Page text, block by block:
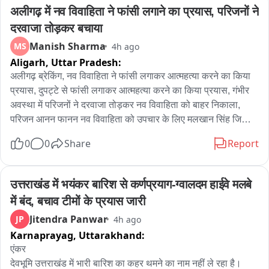
अलीगढ़ में नव विवाहिता ने फांसी लगाने का प्रयास, परिजनों ने
दरवाजा तोड़कर बचाया
MS Manish Sharma 4h ago
Aligarh, Uttar Pradesh:
अलीगढ़ ब्रेकिंग, नव विवाहिता ने फांसी लगाकर आत्महत्या करने का किया
प्रयास, दुपट्टे से फांसी लगाकर आत्महत्या करने का किया प्रयास, गंभीर
अवस्था में परिजनों ने दरवाजा तोड़कर नव विवाहिता को बाहर निकाला,
परिजन आनन फानन नव विवाहिता को उपचार के लिए मलखान सिंह जिला
कॉलेज के लिए किया रेफर, अलीगढ़ के थाना गांधी पार्क के इलाके के
0 0 Share Report
उत्तराखंड में भयंकर बारिश से कर्णप्रयाग-ग्वालदम हाईवे मलबे
में बंद, बचाव टीमों के प्रयास जारी
JP Jitendra Panwar 4h ago
Karnaprayag, Uttarakhand:
एंकर
देवभूमि उत्तराखंड में भारी बारिश का कहर थमने का नाम नहीं ले रहा है।